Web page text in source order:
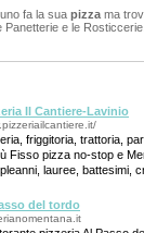
fa la sua pizza ma
Panetterie e le Rosticcerie.
Il Cantiere-Lavinio
friggitoria, trattoria,
Fisso pizza no-stop e
lauree, battesimi,
del tordo